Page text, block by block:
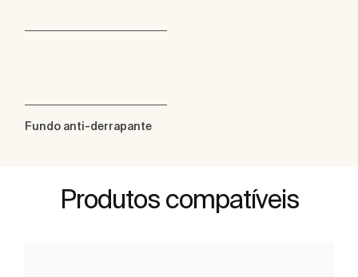
Fundo anti-derrapante
Produtos compatíveis